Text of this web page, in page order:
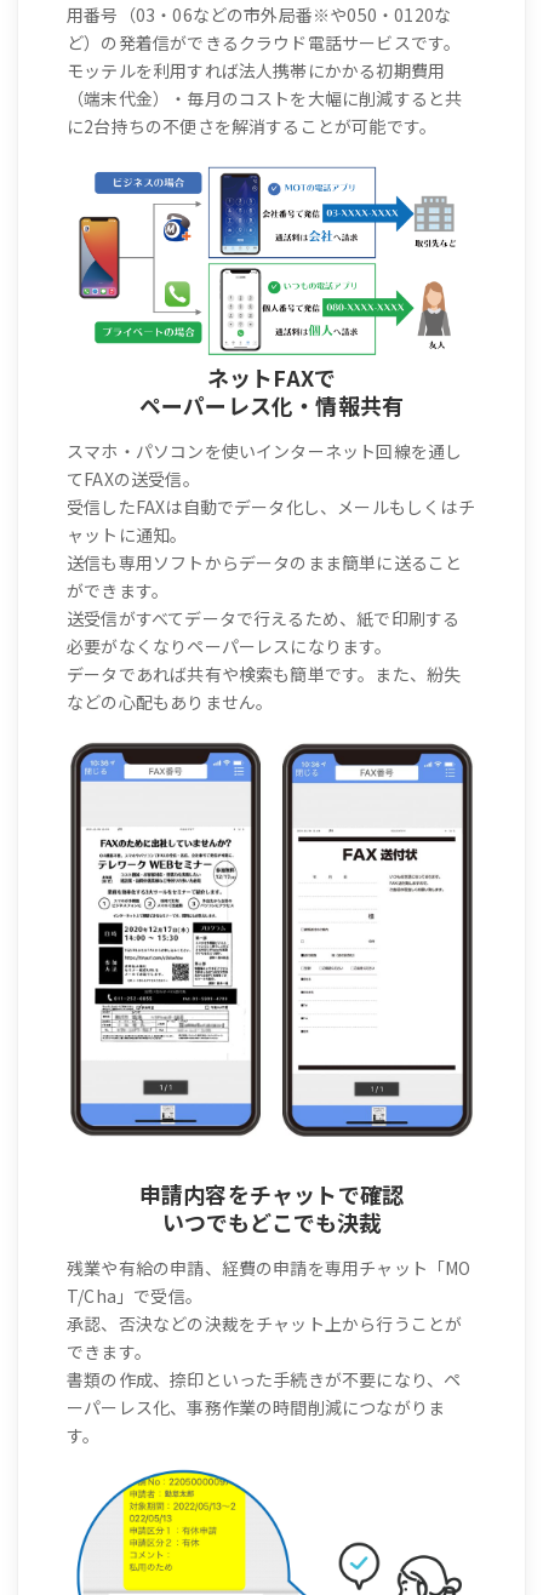
用番号（03・06などの市外局番※や050・0120な
ど）の発着信ができるクラウド電話サービスです。
モッテルを利用すれば法人携帯にかかる初期費用
（端末代金）・毎月のコストを大幅に削減すると共
に2台持ちの不便さを解消することが可能です。
ネットFAXで
ペーパーレス化・情報共有
スマホ・パソコンを使いインターネット回線を通し
てFAXの送受信。
受信したFAXは自動でデータ化し、メールもしくはチ
ャットに通知。
送信も専用ソフトからデータのまま簡単に送ること
ができます。
送受信がすべてデータで行えるため、紙で印刷する
必要がなくなりペーパーレスになります。
データであれば共有や検索も簡単です。また、紛失
などの心配もありません。
申請内容をチャットで確認
いつでもどこでも決裁
残業や有給の申請、経費の申請を専用チャット「MO
T/Cha」で受信。
承認、否決などの決裁をチャット上から行うことが
できます。
書類の作成、捺印といった手続きが不要になり、ペ
ーパーレス化、事務作業の時間削減につながりま
す。